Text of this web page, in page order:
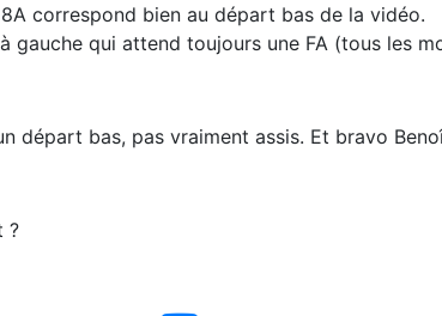
correspond bien au départ bas de la vidéo.
gauche qui attend toujours une FA (tous les
départ bas, pas vraiment assis. Et bravo
?